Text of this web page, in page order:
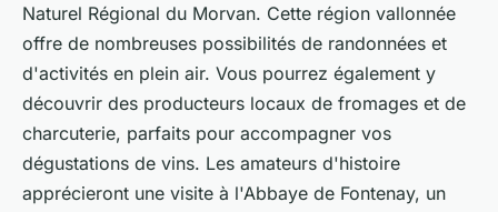
Naturel Régional du Morvan. Cette région vallonnée
offre de nombreuses possibilités de randonnées et
d'activités en plein air. Vous pourrez également y
découvrir des producteurs locaux de fromages et de
charcuterie, parfaits pour accompagner vos
dégustations de vins. Les amateurs d'histoire
apprécieront une visite à l'Abbaye de Fontenay, un